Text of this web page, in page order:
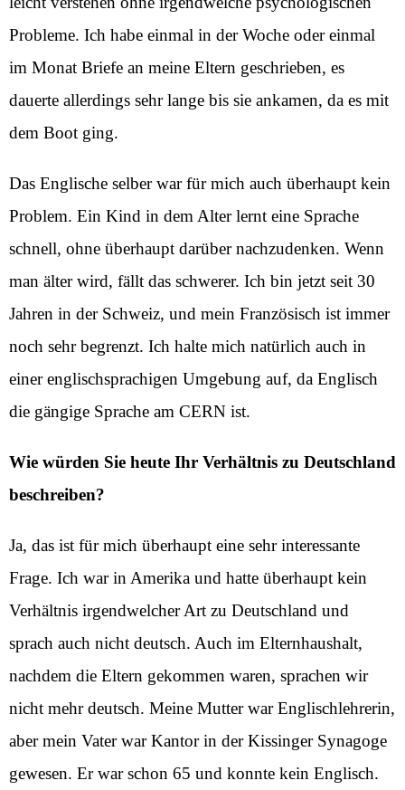
Probleme. Ich habe einmal in der Woche oder einmal
im Monat Briefe an meine Eltern geschrieben, es
dauerte allerdings sehr lange bis sie ankamen, da es mit
dem Boot ging.
Das Englische selber war für mich auch überhaupt kein
Problem. Ein Kind in dem Alter lernt eine Sprache
schnell, ohne überhaupt darüber nachzudenken. Wenn
man älter wird, fällt das schwerer. Ich bin jetzt seit 30
Jahren in der Schweiz, und mein Französisch ist immer
noch sehr begrenzt. Ich halte mich natürlich auch in
einer englischsprachigen Umgebung auf, da Englisch
die gängige Sprache am CERN ist.
Wie würden Sie heute Ihr Verhältnis zu Deutschland
beschreiben?
Ja, das ist für mich überhaupt eine sehr interessante
Frage. Ich war in Amerika und hatte überhaupt kein
Verhältnis irgendwelcher Art zu Deutschland und
sprach auch nicht deutsch. Auch im Elternhaushalt,
nachdem die Eltern gekommen waren, sprachen wir
nicht mehr deutsch. Meine Mutter war Englischlehrerin,
aber mein Vater war Kantor in der Kissinger Synagoge
gewesen. Er war schon 65 und konnte kein Englisch.